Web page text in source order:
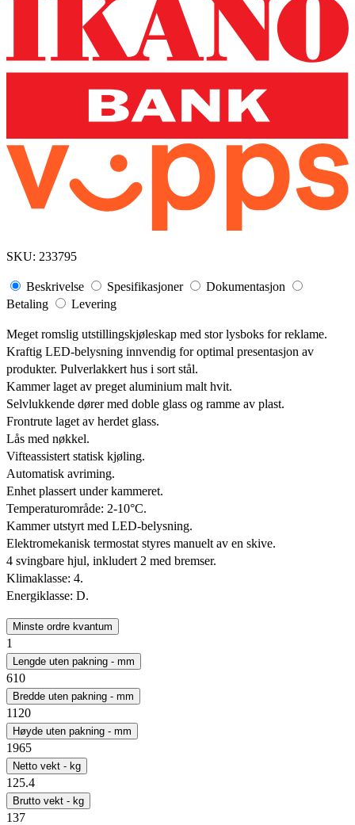
SKU: 233795
Beskrivelse Spesifikasjoner
Dokumentasjon
Betaling
Levering
Meget romslig utstillingskjøleskap med stor lysboks for reklame.
Kraftig LED-belysning innvendig for optimal presentasjon av
produkter. Pulverlakkert hus i sort stål.
Kammer laget av preget aluminium malt hvit.
Selvlukkende dører med doble glass og ramme av plast.
Frontrute laget av herdet glass.
Lås med nøkkel.
Vifteassistert statisk kjøling.
Automatisk avriming.
Enhet plassert under kammeret.
Temperaturområde: 2-10°C.
Kammer utstyrt med LED-belysning.
Elektromekanisk termostat styres manuelt av en skive.
4 svingbare hjul, inkludert 2 med bremser.
Klimaklasse: 4.
Energiklasse: D.
Minste ordre kvantum
1
Lengde uten pakning - mm
610
Bredde uten pakning - mm
1120
Høyde uten pakning - mm
1965
Netto vekt - kg
125.4
Brutto vekt - kg
137